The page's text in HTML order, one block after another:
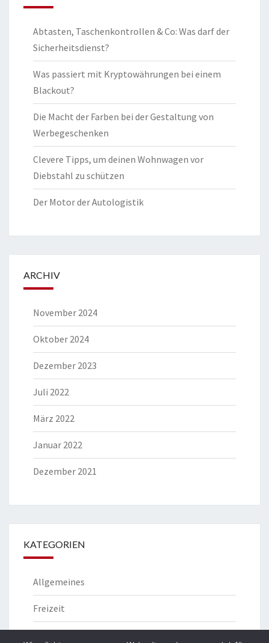
Abtasten, Taschenkontrollen & Co: Was darf der
Sicherheitsdienst?
Was passiert mit Kryptowährungen bei einem
Blackout?
Die Macht der Farben bei der Gestaltung von
Werbegeschenken
Clevere Tipps, um deinen Wohnwagen vor
Diebstahl zu schützen
Der Motor der Autologistik
ARCHIV
November 2024
Oktober 2024
Dezember 2023
Juli 2022
März 2022
Januar 2022
Dezember 2021
KATEGORIEN
Allgemeines
Freizeit